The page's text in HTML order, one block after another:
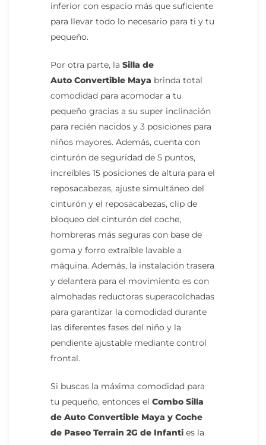
inferior con espacio más que suficiente
para llevar todo lo necesario para ti y tu
pequeño.
Por otra parte, la Silla de
Auto Convertible Maya brinda total
comodidad para acomodar a tu
pequeño gracias a su super inclinación
para recién nacidos y 3 posiciones para
niños mayores. Además, cuenta con
cinturón de seguridad de 5 puntos,
increíbles 15 posiciones de altura para el
reposacabezas, ajuste simultáneo del
cinturón y el reposacabezas, clip de
bloqueo del cinturón del coche,
hombreras más seguras con base de
goma y forro extraíble lavable a
máquina. Además, la instalación trasera
y delantera para el movimiento es con
almohadas reductoras superacolchadas
para garantizar la comodidad durante
las diferentes fases del niño y la
pendiente ajustable mediante control
frontal.
Si buscas la máxima comodidad para
tu pequeño, entonces el Combo Silla
de Auto Convertible Maya y Coche
de Paseo Terrain 2G de Infanti es la